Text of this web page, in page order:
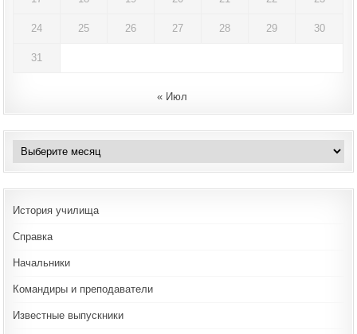
24 25 26 27 28 29 30
31
« Июл
Архивы
История училища
Справка
Начальники
Командиры и преподаватели
Известные выпускники